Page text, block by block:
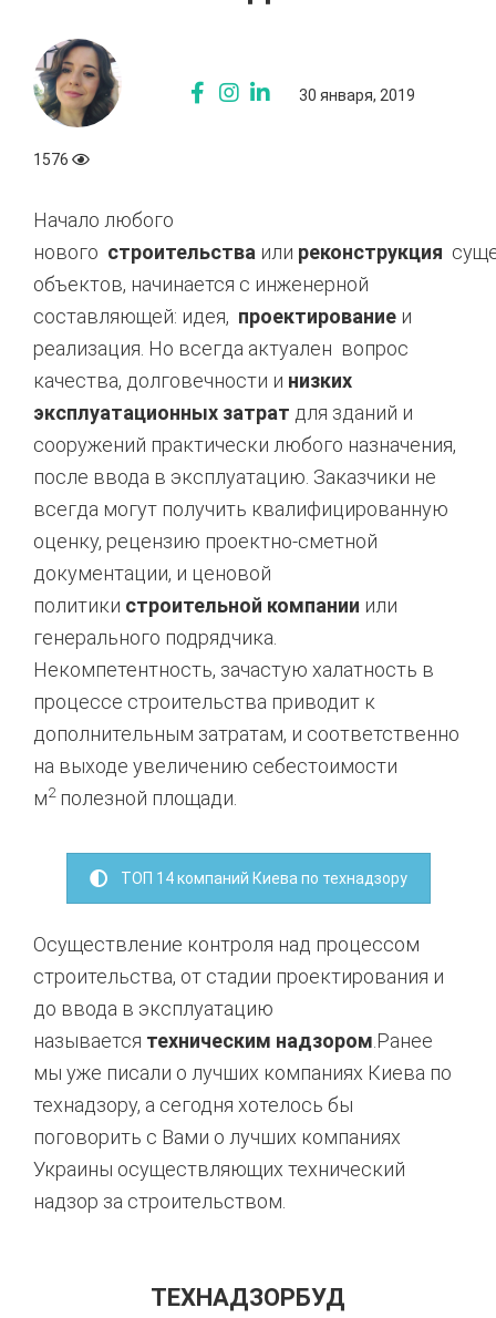
30 января, 2019
1576
Начало любого
нового строительства или реконструкция
объектов, начинается с инженерной
составляющей: идея, проектирование и
реализация. Но всегда актуален вопрос
качества, долговечности и низких
эксплуатационных затрат для зданий и
сооружений практически любого назначения,
после ввода в эксплуатацию. Заказчики не
всегда могут получить квалифицированную
оценку, рецензию проектно-сметной
документации, и ценовой
политики строительной компании или
генерального подрядчика.
Некомпетентность, зачастую халатность в
процессе строительства приводит к
дополнительным затратам, и соответственно
на выходе увеличению себестоимости
м2полезной площади.
ТОП 14 компаний Киева по технадзору
Осуществление контроля над процессом
строительства, от стадии проектирования и
до ввода в эксплуатацию
называется техническим надзором .Ранее
мы уже писали о лучших компаниях Киева по
технадзору, а сегодня хотелось бы
поговорить с Вами о лучших компаниях
Украины осуществляющих технический
надзор за строительством.
ТЕХНАДЗОРБУД